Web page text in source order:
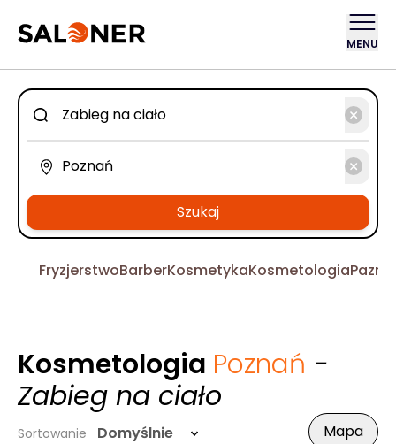
MENU
Szukaj
FryzjerstwoBarberKosmetykaKosmetologia
Kosmetologia Poznań -
Zabieg na ciało
Sortowanie Domyślnie Mapa